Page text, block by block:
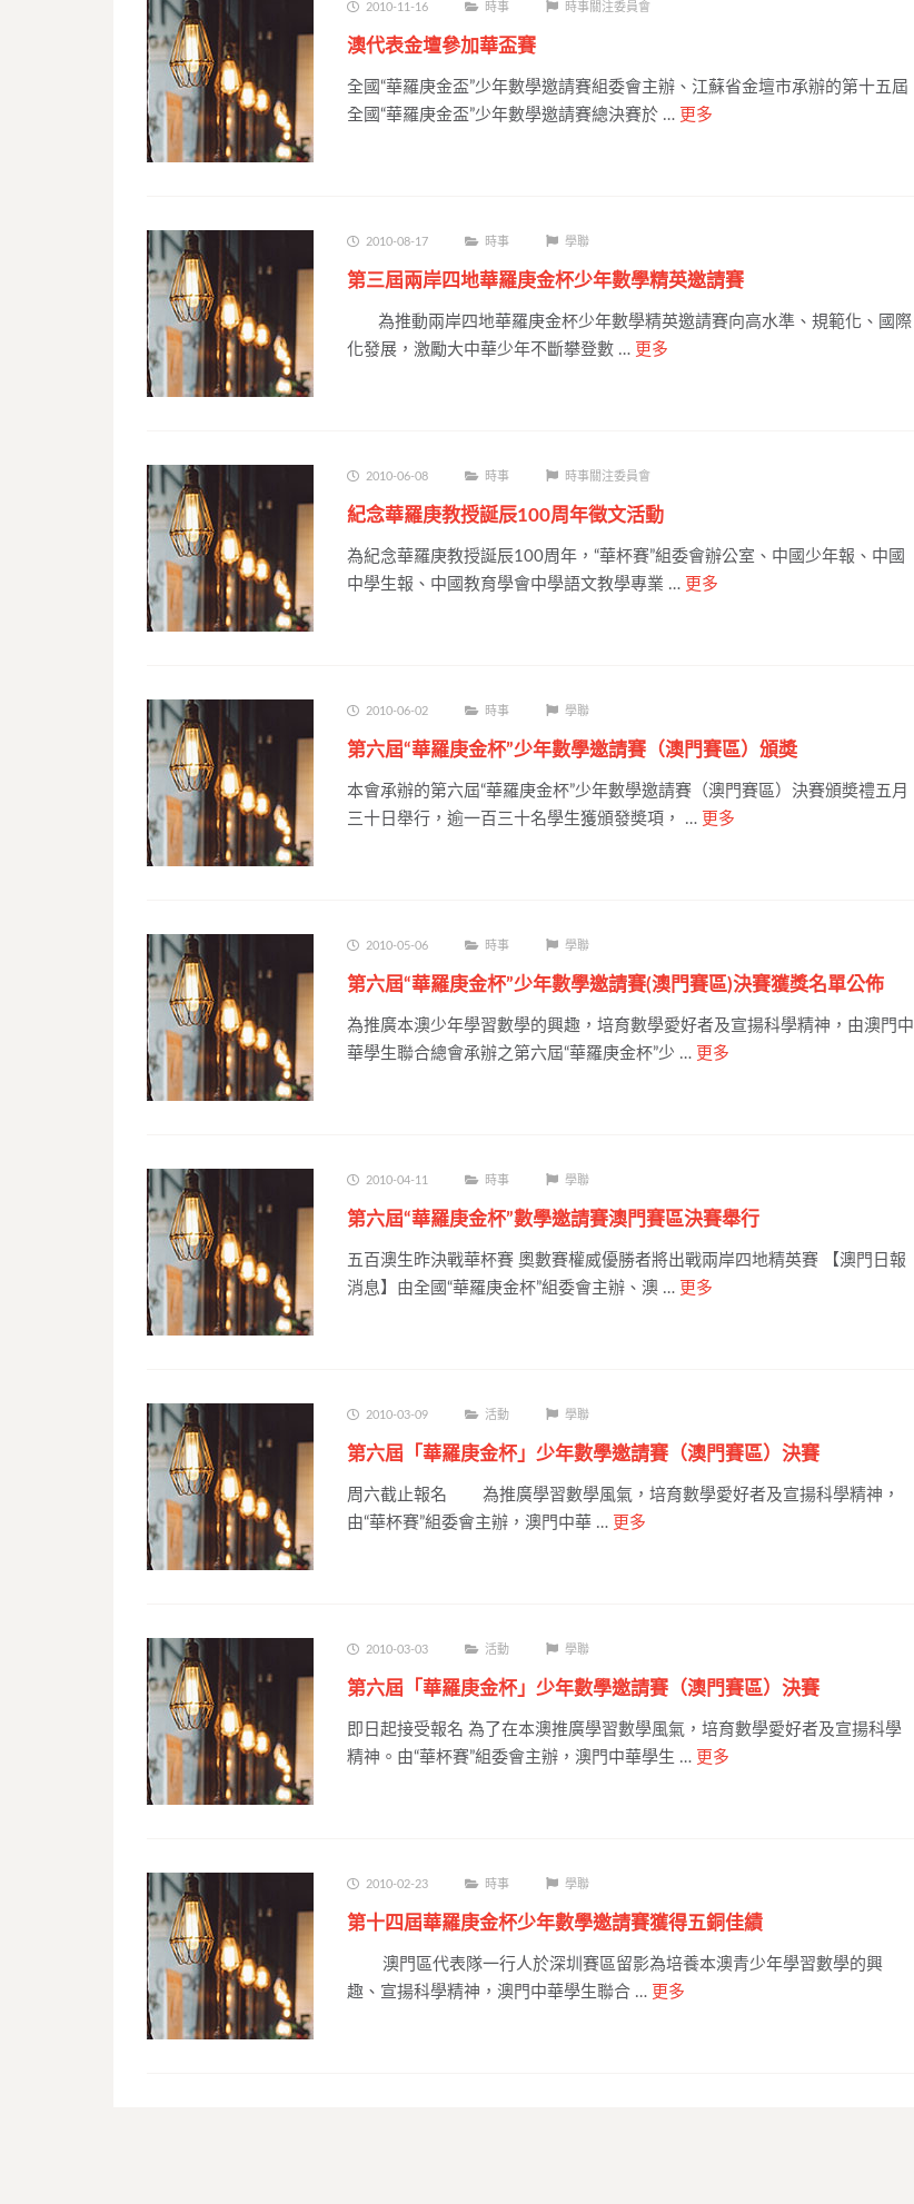
2010-11-16 時事 時事關注委員會
澳代表金壇參加華盃賽
全國“華羅庚金盃”少年數學邀請賽組委會主辦、江蘇省金壇市承辦的第十五屆
全國“華羅庚金盃”少年數學邀請賽總決賽於 … 更多
2010-08-17 時事 學聯
第三屆兩岸四地華羅庚金杯少年數學精英邀請賽
為推動兩岸四地華羅庚金杯少年數學精英邀請賽向高水準、規範化、國際
化發展，激勵大中華少年不斷攀登數 … 更多
2010-06-08 時事 時事關注委員會
紀念華羅庚教授誕辰100周年徵文活動
為紀念華羅庚教授誕辰100周年，“華杯賽”組委會辦公室、中國少年報、中國
中學生報、中國教育學會中學語文教學專業 … 更多
2010-06-02 時事 學聯
第六屆“華羅庚金杯”少年數學邀請賽（澳門賽區）頒奬
本會承辦的第六屆“華羅庚金杯”少年數學邀請賽（澳門賽區）決賽頒奬禮五月
三十日舉行，逾一百三十名學生獲頒發奬項， … 更多
2010-05-06 時事 學聯
第六屆“華羅庚金杯”少年數學邀請賽(澳門賽區)決賽獲獎名單公佈
為推廣本澳少年學習數學的興趣，培育數學愛好者及宣揚科學精神，由澳門中
華學生聯合總會承辦之第六屆“華羅庚金杯”少 … 更多
2010-04-11 時事 學聯
第六屆“華羅庚金杯”數學邀請賽澳門賽區決賽舉行
五百澳生昨決戰華杯賽 奧數賽權威優勝者將出戰兩岸四地精英賽 【澳門日報
消息】由全國“華羅庚金杯”組委會主辦、澳 … 更多
2010-03-09 活動 學聯
第六屆「華羅庚金杯」少年數學邀請賽（澳門賽區）決賽
周六截止報名 為推廣學習數學風氣，培育數學愛好者及宣揚科學精神，
由“華杯賽”組委會主辦，澳門中華 … 更多
2010-03-03 活動 學聯
第六屆「華羅庚金杯」少年數學邀請賽（澳門賽區）決賽
即日起接受報名 為了在本澳推廣學習數學風氣，培育數學愛好者及宣揚科學
精神。由“華杯賽”組委會主辦，澳門中華學生 … 更多
2010-02-23 時事 學聯
第十四屆華羅庚金杯少年數學邀請賽獲得五銅佳績
澳門區代表隊一行人於深圳賽區留影為培養本澳青少年學習數學的興
趣、宣揚科學精神，澳門中華學生聯合 … 更多